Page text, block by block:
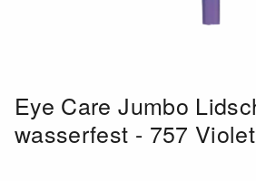
Eye Care Jumbo
wasserfest - 757 Violet